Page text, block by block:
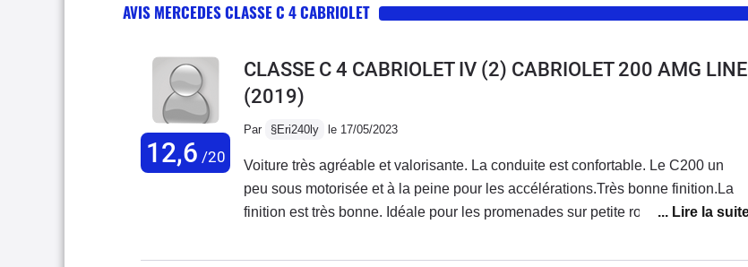
AVIS MERCEDES CLASSE C 4 CABRIOLET
12,6 /20
CLASSE C 4 CABRIOLET IV (2) CABRIOLET 200 AMG LINE
(2019)
Par §Eri240ly le 17/05/2023
Voiture très agréable et valorisante. La conduite est confortable. Le C200 un
peu sous motorisée et à la peine pour les accélérations.Très bonne finition.La
finition est très bonne. Idéale pour les promenades sur petite route au soleil.
faut oublier le coté pratique. Accès au coffre, places arrière inconfortables. Mais